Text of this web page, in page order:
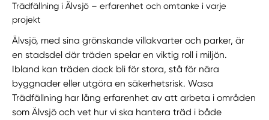
Trädfällning i Älvsjö – erfarenhet och omtanke i varje
projekt
Älvsjö, med sina grönskande villakvarter och parker, är
en stadsdel där träden spelar en viktig roll i miljön.
Ibland kan träden dock bli för stora, stå för nära
byggnader eller utgöra en säkerhetsrisk. Wasa
Trädfällning har lång erfarenhet av att arbeta i områden
som Älvsjö och vet hur vi ska hantera träd i både